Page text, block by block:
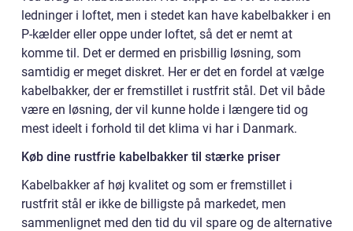
ledninger i loftet, men i stedet kan have kabelbakker i en
P-kælder eller oppe under loftet, så det er nemt at
komme til. Det er dermed en prisbillig løsning, som
samtidig er meget diskret. Her er det en fordel at vælge
kabelbakker, der er fremstillet i rustfrit stål. Det vil både
være en løsning, der vil kunne holde i længere tid og
mest ideelt i forhold til det klima vi har i Danmark.
Køb dine rustfrie kabelbakker til stærke priser
Kabelbakker af høj kvalitet og som er fremstillet i
rustfrit stål er ikke de billigste på markedet, men
sammenlignet med den tid du vil spare og de alternative